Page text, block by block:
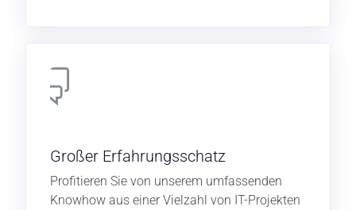
Großer Erfahrungsschatz
Profitieren Sie von unserem umfassenden
Knowhow aus einer Vielzahl von IT-Projekten